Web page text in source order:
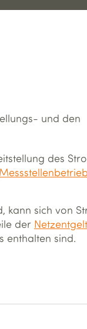
und den
des
Messstellenbetrieb
kann sich von
der
enthalten sind.